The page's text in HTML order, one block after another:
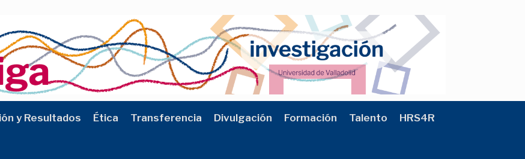
y Resultados Ética Transferencia Divulgación Formación Talento HRS4R